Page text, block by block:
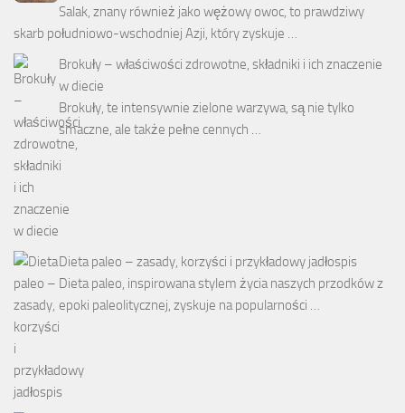
Salak, znany również jako wężowy owoc, to prawdziwy
skarb południowo-wschodniej Azji, który zyskuje …
Brokuły – właściwości zdrowotne, składniki i ich znaczenie
w diecie
Brokuły, te intensywnie zielone warzywa, są nie tylko
smaczne, ale także pełne cennych …
Dieta paleo – zasady, korzyści i przykładowy jadłospis
Dieta paleo, inspirowana stylem życia naszych przodków z
epoki paleolitycznej, zyskuje na popularności …